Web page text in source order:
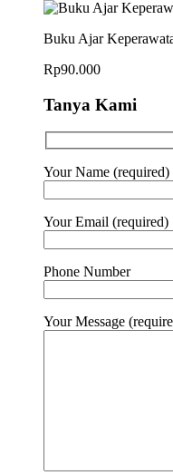
Buku Ajar
Rp90.000
Tanya Kami
Your Name (required)
Your Email (required)
Phone Number
Your Message